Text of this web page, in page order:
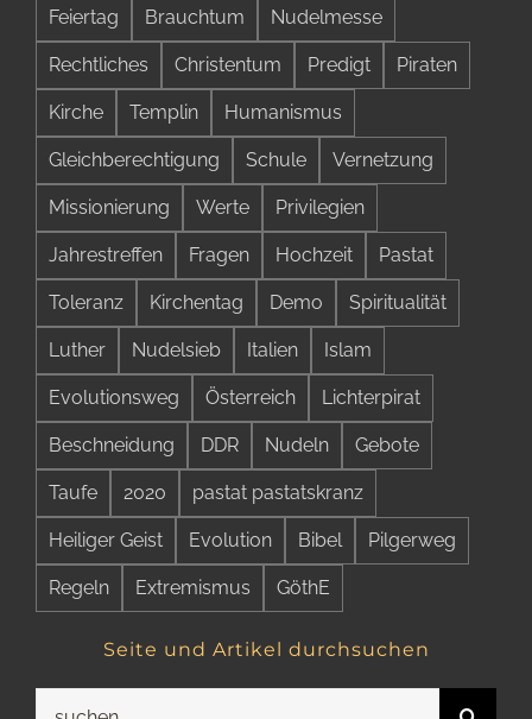
Feiertag Brauchtum Nudelmesse
Rechtliches Christentum Predigt Piraten
Kirche Templin Humanismus
Gleichberechtigung Schule Vernetzung
Missionierung Werte Privilegien
Jahrestreffen Fragen Hochzeit Pastat
Toleranz Kirchentag Demo Spiritualität
Luther Nudelsieb Italien Islam
Evolutionsweg Österreich Lichterpirat
Beschneidung DDR Nudeln Gebote
Taufe 2020 pastat pastatskranz
Heiliger Geist Evolution Bibel Pilgerweg
Regeln Extremismus GöthE
Seite und Artikel durchsuchen